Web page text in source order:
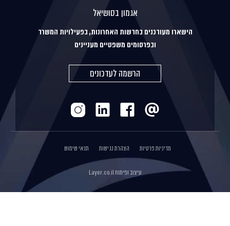
אגמון בסושיאל
הישארו מעודכנים בחדשות האחרונות, בפעילויות המשרד
ובפרסומים משפטיים מעניינים
הרשמה לעדכונים
מדיניות פרטיות הצהרת נגישות תנאי שימוש
עיצוב ופיתוחLayer.co.il